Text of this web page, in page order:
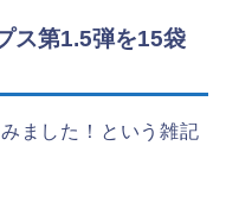
ス第1.5弾を15袋
ました！という雑記